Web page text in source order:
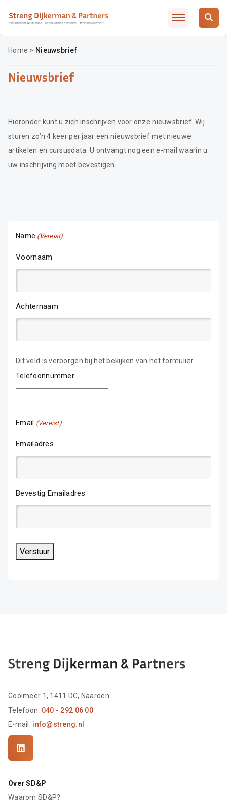
Over SD&P
Veelgestelde vragen
Inschrijven
Home > Nieuwsbrief
Nieuwsbrief
Hieronder kunt u zich inschrijven voor onze nieuwsbrief. Wij
sturen zo’n 4 keer per jaar een nieuwsbrief met nieuwe
artikelen en cursusdata. U ontvangt nog een e-mail waarin u
uw inschrijving moet bevestigen.
Name (Vereist)
Voornaam
Achternaam
Dit veld is verborgen bij het bekijken van het formulier
Telefoonnummer
Email (Vereist)
Emailadres
Bevestig Emailadres
Verstuur
Gooimeer 1, 1411 DC, Naarden
Telefoon: 040 - 292 06 00
E-mail: info@streng.nl
Over SD&P
Waarom SD&P?